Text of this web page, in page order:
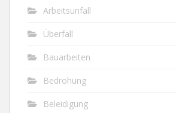
Arbeitsunfall
Überfall
Bauarbeiten
Bedrohung
Beleidigung